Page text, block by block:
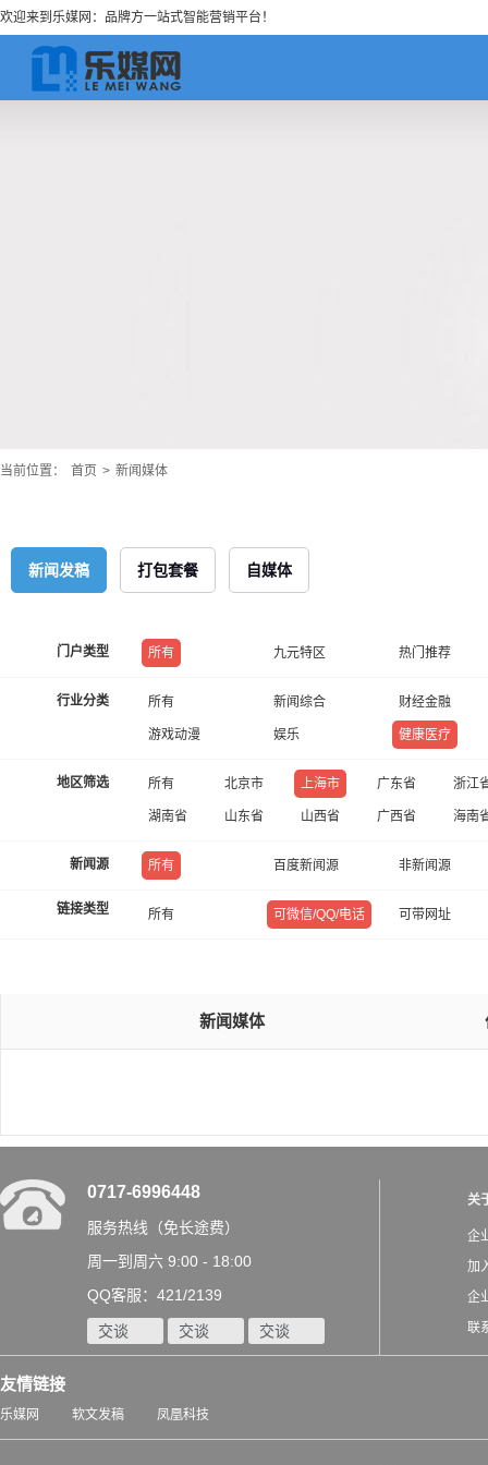
欢迎来到乐媒网：品牌方一站式智能营销平台！
当前位置： 首页 > 新闻媒体
新闻发稿 打包套餐 自媒体
门户类型 所有 九元特区 热门推荐
行业分类 所有 新闻综合 财经金融
游戏动漫 娱乐 健康医疗
地区筛选 所有 北京市 上海市 广东省 浙江
湖南省 山东省 山西省 广西省 海南
新闻源 所有 百度新闻源 非新闻源
链接类型 所有 可微信/QQ/电话 可带网址
新闻媒体
0717-6996448
服务热线（免长途费）
周一到周六 9:00 - 18:00
QQ客服：421/2139
交谈 交谈 交谈
关
企
加
企
联
友情链接
乐媒网 软文发稿 凤凰科技